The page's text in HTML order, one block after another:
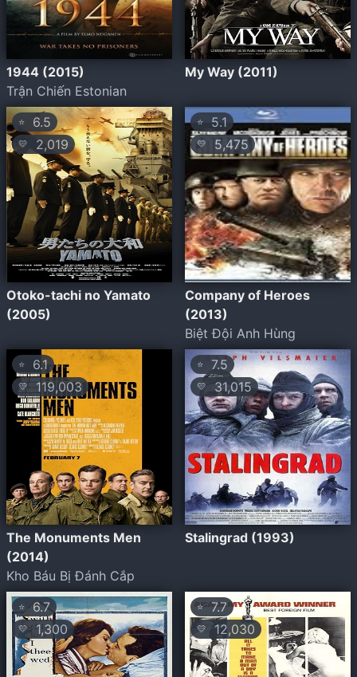
1944 (2015)
Trận Chiến Estonian
My Way (2011)
⭐ 6.5
💛 2,019
Otoko-tachi no Yamato
(2005)
⭐ 5.1
💛 5,475
Company of Heroes
(2013)
Biệt Đội Anh Hùng
⭐ 6.1
💛 119,003
The Monuments Men
(2014)
Kho Báu Bị Đánh Cắp
⭐ 7.5
💛 31,015
Stalingrad (1993)
⭐ 6.7
💛1,300
⭐ 7.7
💛 12,030